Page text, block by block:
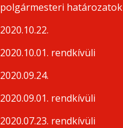
polgármesteri határozatok
2020.10.22.
2020.10.01. rendkívüli
2020.09.24.
2020.09.01. rendkívüli
2020.07.23. rendkívüli